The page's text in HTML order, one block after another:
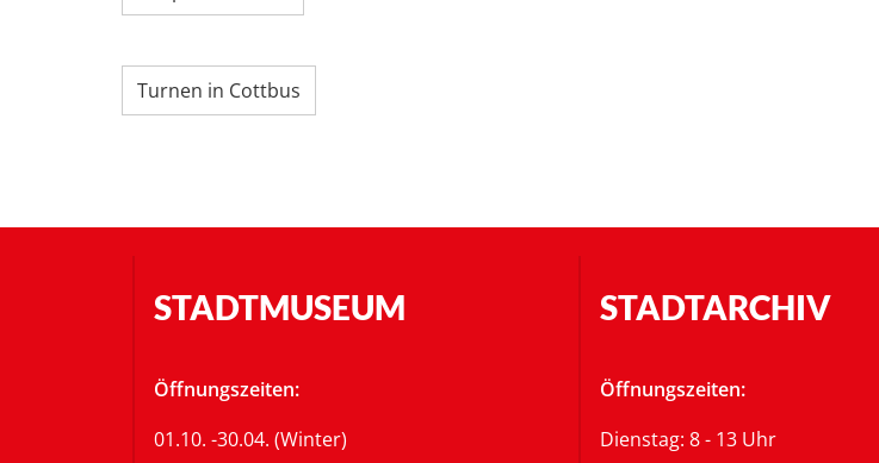
Turnen in Cottbus
STADTMUSEUM
Öffnungszeiten:
01.10. -30.04. (Winter)
STADTARCHIV
Öffnungszeiten:
Dienstag: 8 - 13 Uhr